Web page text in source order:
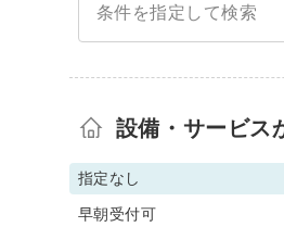
条件を指定して検索
設備・サービス
指定なし
早朝受付可